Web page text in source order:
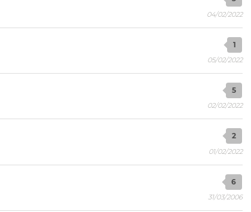
04/02/2022
1
05/02/2022
5
02/02/2022
2
01/02/2022
6
31/03/2006